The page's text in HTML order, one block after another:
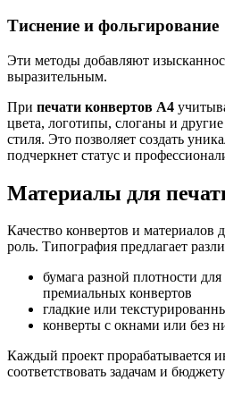
Тиснение и фольгирование
Эти методы добавляют
выразительным.
При печати конвертов А4
цвета, логотипы, слоганы и
стиля. Это позволяет создать
подчеркнет статус и
Материалы для
Качество конвертов и материалов
роль. Типография предлагает
бумага разной плотности
премиальных конвертов
гладкие или
конверты с окнами или без
Каждый проект прорабатывается
соответствовать задачам и